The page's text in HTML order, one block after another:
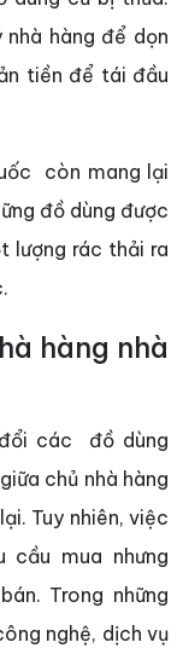
hàng để dọn
tiền để tái đầu
còn mang lại
đồ dùng được
lượng rác thải ra
hàng nhà
các đồ dùng
chủ nhà hàng
Tuy nhiên, việc
cầu mua nhưng
Trong những
nghệ, dịch vụ